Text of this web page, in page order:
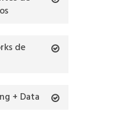
de
+ Data